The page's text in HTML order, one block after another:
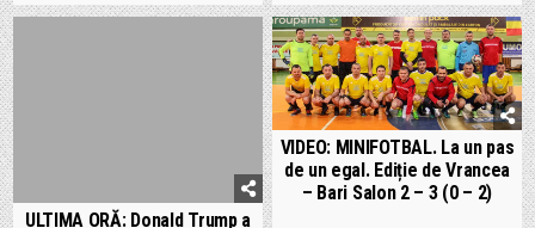
ULTIMA ORĂ: Donald Trump a
VIDEO: MINIFOTBAL. La un pas
de un egal. Ediție de Vrancea
– Bari Salon 2 – 3 (0 – 2)